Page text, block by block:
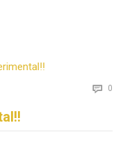
 0